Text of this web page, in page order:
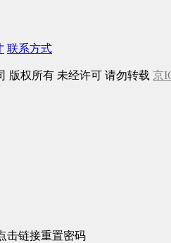
联系方式
版权所有 未经许可 请勿转载 京
击链接重置密码